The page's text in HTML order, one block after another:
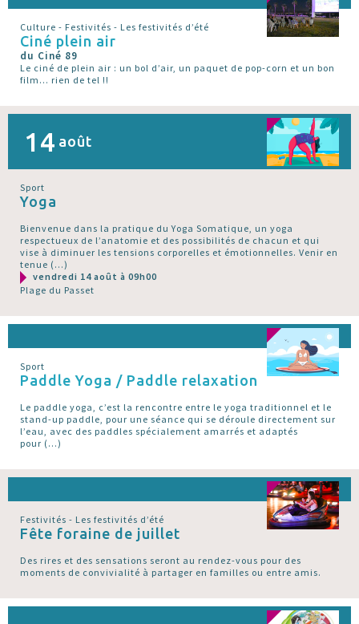
Culture - Festivités - Les festivités d’été
Ciné plein air
du Ciné 89
Le ciné de plein air : un bol d’air, un paquet de pop-corn et un bon
film... rien de tel !!
14 août
Sport
Yoga
Bienvenue dans la pratique du Yoga Somatique, un yoga
respectueux de l’anatomie et des possibilités de chacun et qui
vise à diminuer les tensions corporelles et émotionnelles. Venir en
tenue (…)
vendredi 14 août à 09h00
Plage du Passet
Sport
Paddle Yoga / Paddle relaxation
Le paddle yoga, c’est la rencontre entre le yoga traditionnel et le
stand-up paddle, pour une séance qui se déroule directement sur
l’eau, avec des paddles spécialement amarrés et adaptés
pour (…)
Festivités - Les festivités d’été
Fête foraine de juillet
Des rires et des sensations seront au rendez-vous pour des
moments de convivialité à partager en familles ou entre amis.